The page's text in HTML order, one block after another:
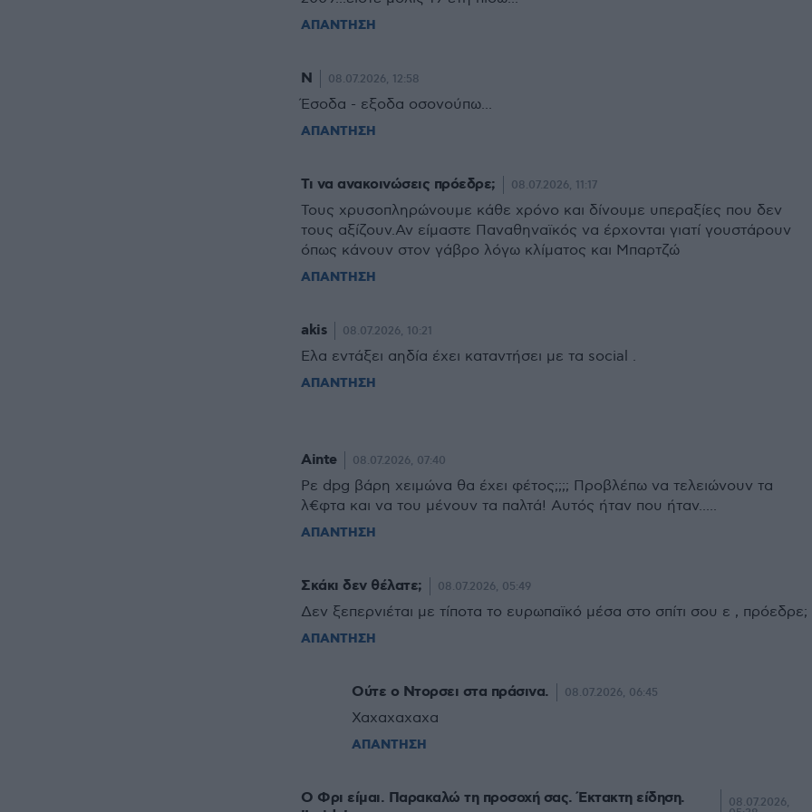
ΑΠΑΝΤΗΣΗ
Ν 08.07.2026, 12:58
Έσοδα - εξοδα οσονούπω...
ΑΠΑΝΤΗΣΗ
Τι να ανακοινώσεις πρόεδρε; 08.07.2026, 11:17
Τους χρυσοπληρώνουμε κάθε χρόνο και δίνουμε υπεραξίες που δεν
τους αξίζουν.Αν είμαστε Παναθηναϊκός να έρχονται γιατί γουστάρουν
όπως κάνουν στον γάβρο λόγω κλίματος και Μπαρτζώ
ΑΠΑΝΤΗΣΗ
akis 08.07.2026, 10:21
Ελα εντάξει αηδία έχει καταντήσει με τα social .
ΑΠΑΝΤΗΣΗ
Ainte 08.07.2026, 07:40
Ρε dpg βάρη χειμώνα θα έχει φέτος;;;; Προβλέπω να τελειώνουν τα
λ€φτα και να του μένουν τα παλτά! Αυτός ήταν που ήταν.....
ΑΠΑΝΤΗΣΗ
Σκάκι δεν θέλατε; 08.07.2026, 05:49
Δεν ξεπερνιέται με τίποτα το ευρωπαϊκό μέσα στο σπίτι σου ε , πρόεδρε;
ΑΠΑΝΤΗΣΗ
Ούτε ο Ντορσει στα πράσινα. 08.07.2026, 06:45
Χαχαχαχαχα
ΑΠΑΝΤΗΣΗ
Ο Φρι είμαι. Παρακαλώ τη προσοχή σας. Έκτακτη είδηση.
08.07.2026,